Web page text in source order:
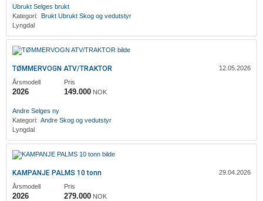
Ubrukt Selges brukt
Kategori: Brukt Ubrukt Skog og vedutstyr
Lyngdal
TØMMERVOGN ATV/TRAKTOR
12.05.2026
Årsmodell
2026
Pris
149.000 NOK
‎Andre Selges ny
Kategori: ‎Andre Skog og vedutstyr
Lyngdal
KAMPANJE PALMS 10 tonn
29.04.2026
Årsmodell
2026
Pris
279.000 NOK